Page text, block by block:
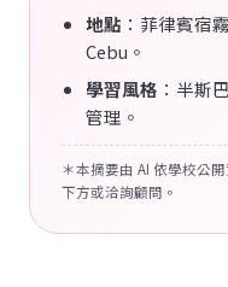
地點 ：菲律賓宿霧
Cebu。
學習風格 ：半斯
管理。
＊本摘要由 AI 依學校公
下方或洽詢顧問。